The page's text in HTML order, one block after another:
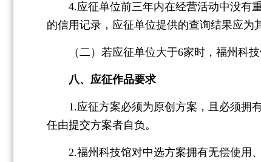
4.应征单位前三年内在经营活动中没有重
的信用记录，应征单位提供的查询结果应为
（二）若应征单位大于6家时，福州科技
八、应征作品要求
1.应征方案必须为原创方案，且必须拥有
任由提交方案者自负。
2.福州科技馆对中选方案拥有无偿使用、